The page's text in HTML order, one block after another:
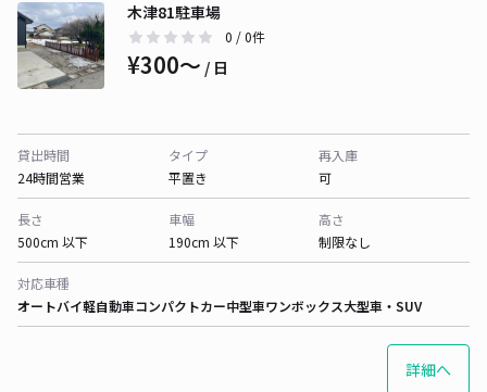
木津81駐車場
0 / 0件
¥300〜 / 日
貸出時間
24時間営業
タイプ
平置き
再入庫
可
長さ
500cm 以下
車幅
190cm 以下
高さ
制限なし
対応車種
オートバイ軽自動車コンパクトカー中型車ワンボックス大型車・SUV
詳細へ